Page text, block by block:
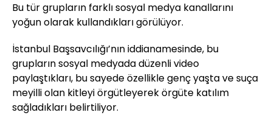
Bu tür grupların farklı sosyal medya kanallarını
yoğun olarak kullandıkları görülüyor.
İstanbul Başsavcılığı’nın iddianamesinde, bu
grupların sosyal medyada düzenli video
paylaştıkları, bu sayede özellikle genç yaşta ve suça
meyilli olan kitleyi örgütleyerek örgüte katılım
sağladıkları belirtiliyor.